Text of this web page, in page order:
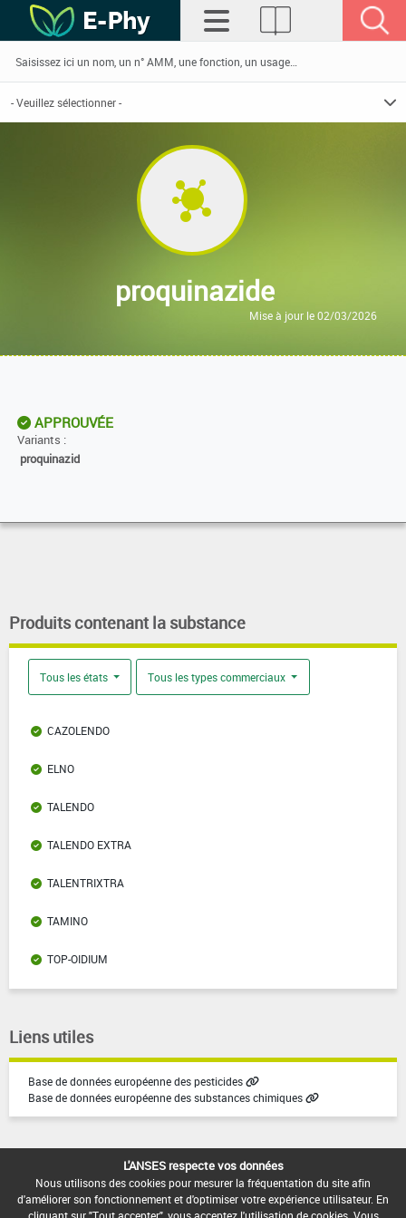
proquinazide
Mise à jour le 02/03/2026
APPROUVÉE
Variants :
proquinazid
Produits contenant la substance
Tous les états Tous les types commerciaux
CAZOLENDO
ELNO
TALENDO
TALENDO EXTRA
TALENTRIXTRA
TAMINO
TOP-OIDIUM
Liens utiles
Base de données européenne des pesticides
Base de données européenne des substances chimiques
L'ANSES respecte vos données
Nous utilisons des cookies pour mesurer la fréquentation du site afin
d'améliorer son fonctionnement et d'optimiser votre expérience utilisateur. En